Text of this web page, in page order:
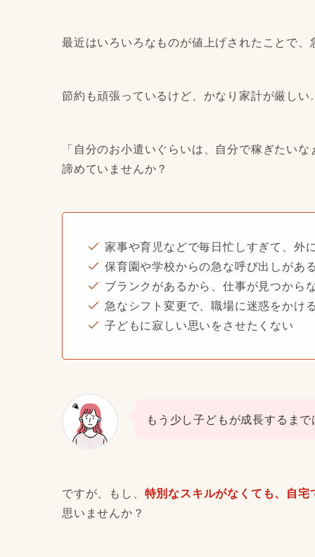
最近はいろいろなものが値上げされたことで
節約も頑張っているけど、かなり家計が厳し
「自分のお小遣いぐらいは、自分で稼ぎたい
諦めていませんか？
家事や育児などで毎日忙しすぎて、外
保育園や学校からの急な呼び出しがあ
ブランクがあるから、仕事が見つから
急なシフト変更で、職場に迷惑をかけ
子どもに寂しい思いをさせたくない
もう少し子どもが成長するま
ですが、もし、 特別なスキルがなくても、自
思いませんか？